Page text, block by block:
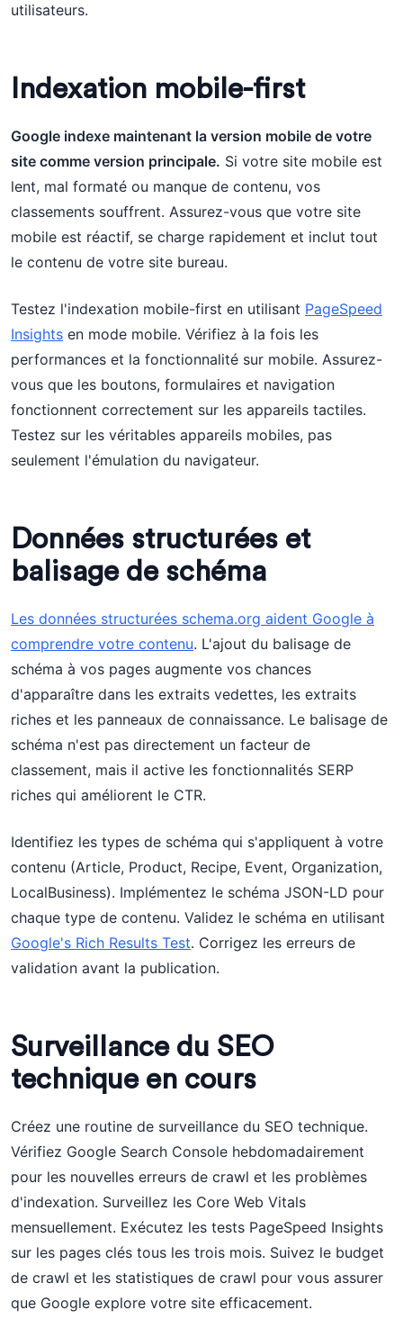
utilisateurs.
Indexation mobile-first
Google indexe maintenant la version mobile de votre
site comme version principale. Si votre site mobile est
lent, mal formaté ou manque de contenu, vos
classements souffrent. Assurez-vous que votre site
mobile est réactif, se charge rapidement et inclut tout
le contenu de votre site bureau.
Testez l'indexation mobile-first en utilisant PageSpeed
Insights en mode mobile. Vérifiez à la fois les
performances et la fonctionnalité sur mobile. Assurez-
vous que les boutons, formulaires et navigation
fonctionnent correctement sur les appareils tactiles.
Testez sur les véritables appareils mobiles, pas
seulement l'émulation du navigateur.
Données structurées et
balisage de schéma
Les données structurées schema.org aident Google à
comprendre votre contenu. L'ajout du balisage de
schéma à vos pages augmente vos chances
d'apparaître dans les extraits vedettes, les extraits
riches et les panneaux de connaissance. Le balisage de
schéma n'est pas directement un facteur de
classement, mais il active les fonctionnalités SERP
riches qui améliorent le CTR.
Identifiez les types de schéma qui s'appliquent à votre
contenu (Article, Product, Recipe, Event, Organization,
LocalBusiness). Implémentez le schéma JSON-LD pour
chaque type de contenu. Validez le schéma en utilisant
Google's Rich Results Test. Corrigez les erreurs de
validation avant la publication.
Surveillance du SEO
technique en cours
Créez une routine de surveillance du SEO technique.
Vérifiez Google Search Console hebdomadairement
pour les nouvelles erreurs de crawl et les problèmes
d'indexation. Surveillez les Core Web Vitals
mensuellement. Exécutez les tests PageSpeed Insights
sur les pages clés tous les trois mois. Suivez le budget
de crawl et les statistiques de crawl pour vous assurer
que Google explore votre site efficacement.